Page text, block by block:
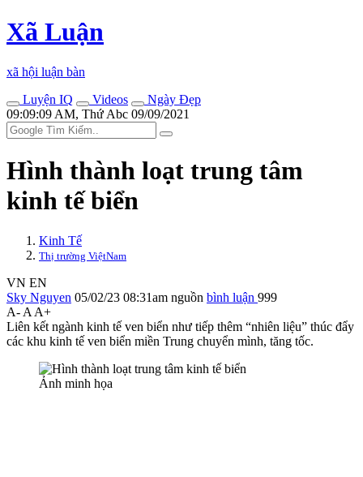
Xã Luận
xã hội luận bàn
Luyện IQ
Videos
Ngày Đẹp
09:09:09 AM, Thứ Abc 09/09/2021
Hình thành loạt trung tâm
kinh tế biển
Kinh Tế
Thị trường ViệtNam
VN EN
Sky Nguyen 05/02/23 08:31am nguồn bình luận 999
A- A A+
Liên kết ngành kinh tế ven biển như tiếp thêm “nhiên liệu” thúc đẩy
các khu kinh tế ven biển miền Trung chuyển mình, tăng tốc.
Ảnh minh họa